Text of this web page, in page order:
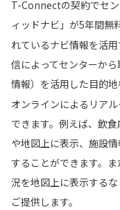
T-Connectの契約でセ
ィッドナビ」が5年間無
れているナビ情報を活
信によってセンターか
情報）を活用した目的
オンラインによるリア
できます。例えば、飲
や地図上に表示、施設
することができます。
況を地図上に表示する
ご提供します。